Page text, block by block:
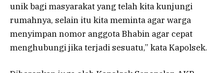
unik bagi masyarakat yang telah kita kunjungi
rumahnya, selain itu kita meminta agar warga
menyimpan nomor anggota Bhabin agar cepat
menghubungi jika terjadi sesuatu,” kata Kapolsek.